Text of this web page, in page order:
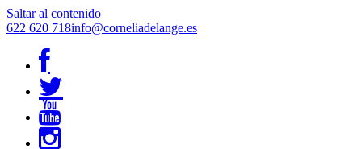
Saltar al contenido
622 620 718info@corneliadelange.es